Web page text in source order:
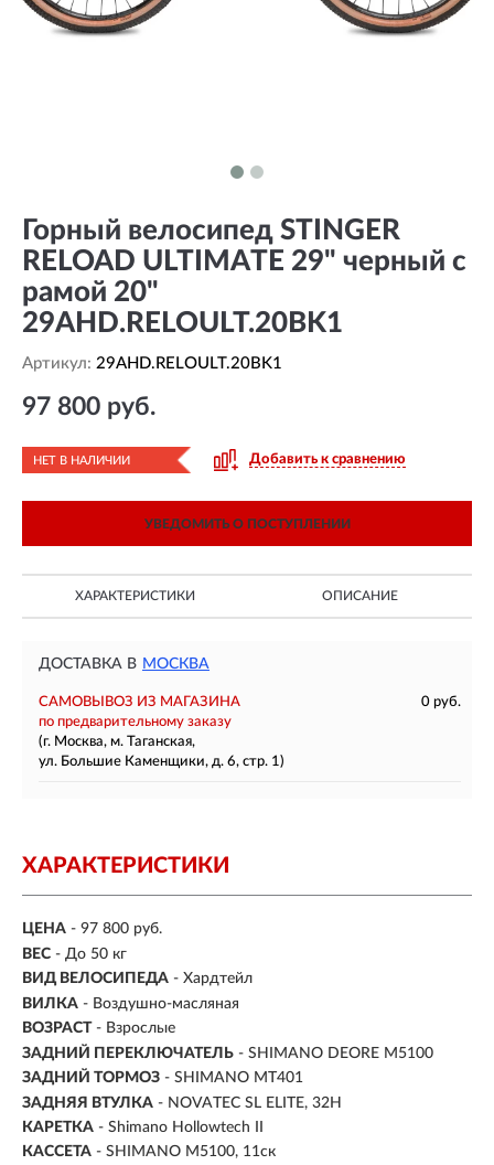
Горный велосипед STINGER
RELOAD ULTIMATE 29" черный с
рамой 20"
29AHD.RELOULT.20BK1
Артикул: 29AHD.RELOULT.20BK1
97 800 руб.
НЕТ В НАЛИЧИИ Добавить к сравнению
УВЕДОМИТЬ О ПОСТУПЛЕНИИ
ХАРАКТЕРИСТИКИ ОПИСАНИЕ
ДОСТАВКА В МОСКВА
САМОВЫВОЗ ИЗ МАГАЗИНА
0 руб.
по предварительному заказу
(г. Москва, м. Таганская,
ул. Большие Каменщики, д. 6, стр. 1)
ХАРАКТЕРИСТИКИ
ЦЕНА - 97 800 руб.
ВЕС - До 50 кг
ВИД ВЕЛОСИПЕДА - Хардтейл
ВИЛКА - Воздушно-масляная
ВОЗРАСТ - Взрослые
ЗАДНИЙ ПЕРЕКЛЮЧАТЕЛЬ - SHIMANO DEORE M5100
ЗАДНИЙ ТОРМОЗ - SHIMANO MT401
ЗАДНЯЯ ВТУЛКА - NOVATEC SL ELITE, 32H
КАРЕТКА - Shimano Hollowtech II
КАССЕТА - SHIMANO M5100, 11ск